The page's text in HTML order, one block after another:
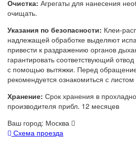
Очистка: Агрегаты для нанесения
очищать.
Указания по безопасности: Клеи-
надлежащей обработке выделяют
привести к раздражению органов
гарантировать соответствующий
с помощью вытяжки. Перед
рекомендуется ознакомиться с
Хранение: Срок хранения в
производителя прибл. 12 месяцев
Ваш город: Москва
Схема проезда